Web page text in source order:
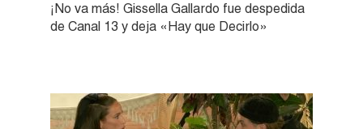
¡No va más! Gissella Gallardo fue despedida
de Canal 13 y deja «Hay que Decirlo»